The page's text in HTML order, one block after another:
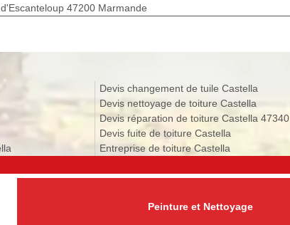
47200 Marmande
Devis changement de tuile Castella
Devis nettoyage de toiture Castella
Devis réparation de toiture Castella 47340
Devis fuite de toiture Castella
Entreprise de toiture Castella
Peinture et Nettoyage